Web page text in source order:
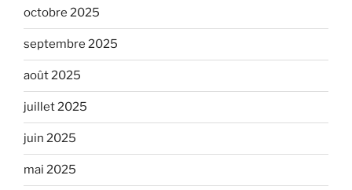
octobre 2025
septembre 2025
août 2025
juillet 2025
juin 2025
mai 2025